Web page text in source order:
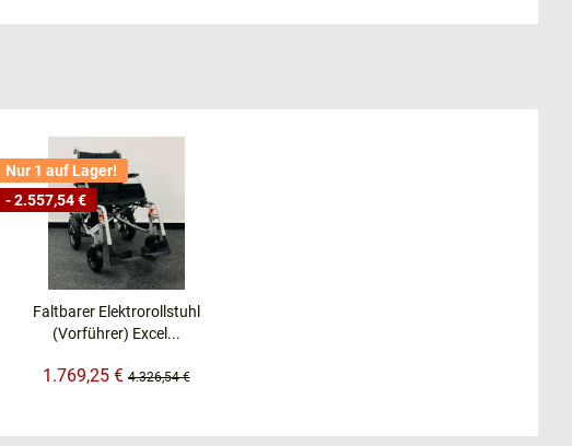
Nur 1 auf Lager!
- 2.557,54 €
Faltbarer Elektrorollstuhl
(Vorführer) Excel...
1.769,25 € 4.326,54 €